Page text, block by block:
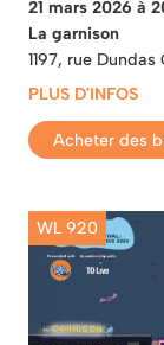
21 mars 2026 à
La garnison
1197, rue Dundas
PLUS D'INFOS
Acheter des
WL 920